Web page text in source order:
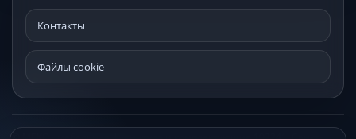
Контакты
Файлы cookie